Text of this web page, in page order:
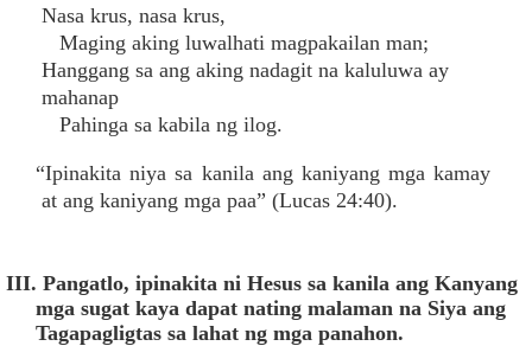
Nasa krus, nasa krus,
Maging aking luwalhati magpakailan man;
Hanggang sa ang aking nadagit na kaluluwa ay
mahanap
Pahinga sa kabila ng ilog.
“Ipinakita niya sa kanila ang kaniyang mga kamay
at ang kaniyang mga paa” (Lucas 24:40).
III. Pangatlo, ipinakita ni Hesus sa kanila ang Kanyang
mga sugat kaya dapat nating malaman na Siya ang
Tagapagligtas sa lahat ng mga panahon.